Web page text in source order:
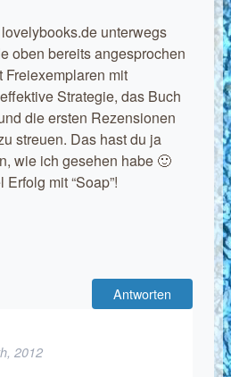
unterwegs
oben bereits angesprochen
mit
Strategie, das Buch
die ersten Rezensionen
streuen. Das hast du ja
wie ich gesehen habe 🙂
mit “Soap”!
Antworten
2012